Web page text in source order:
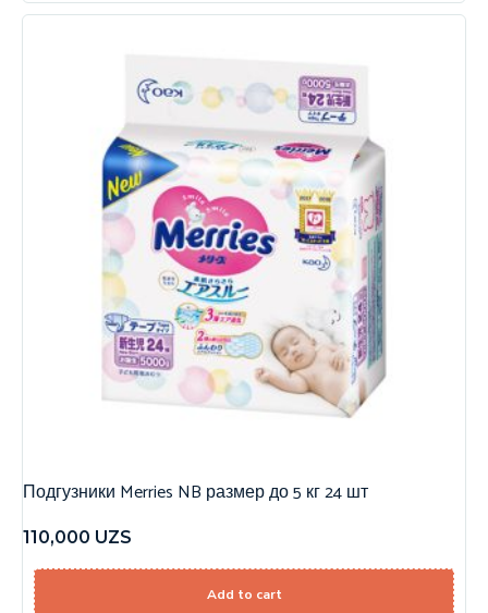
Подгузники Merries NB размер до 5 кг 24 шт
110,000 UZS
Add to cart